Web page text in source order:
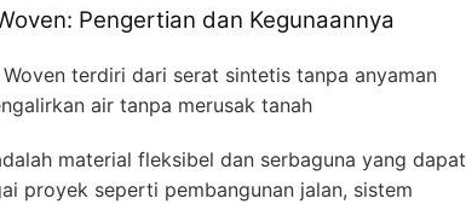
Pengertian dan Kegunaannya
terdiri dari serat sintetis tanpa anyaman
air tanpa merusak tanah
material fleksibel dan serbaguna yang dapat
proyek seperti pembangunan jalan, sistem